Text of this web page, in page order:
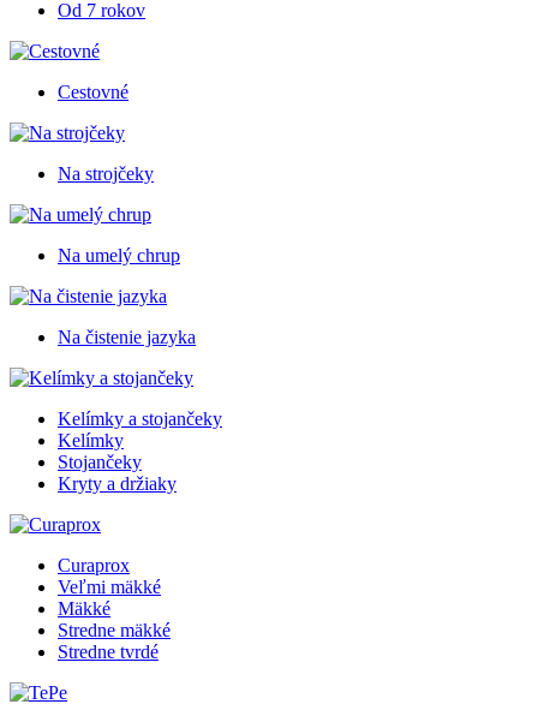
Od 7 rokov
Cestovné
Na strojčeky
Na umelý chrup
Na čistenie jazyka
Kelímky a stojančeky
Kelímky
Stojančeky
Kryty a držiaky
Curaprox
Veľmi mäkké
Mäkké
Stredne mäkké
Stredne tvrdé